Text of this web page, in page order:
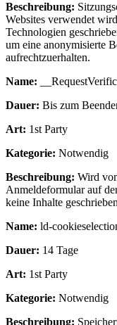
Beschreibung:
Websites verwendet
Technologien
um eine anonymisierte
aufrechtzuerhalten.
Name:
Dauer: Bis zum
Art: 1st Party
Kategorie: Notwendig
Beschreibung: Wird
Anmeldeformular auf
keine Inhalte
Name: ld-
Dauer: 14 Tage
Art: 1st Party
Kategorie: Notwendig
Beschreibung: